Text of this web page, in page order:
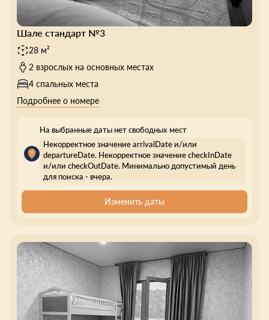
Шале стандарт №3
28 м²
2 взрослых на основных местах
4 спальных места
Подробнее о номере
На выбранные даты нет свободных мест
Некорректное значение arrivalDate и/или
departureDate. Некорректное значение checkInDate
и/или checkOutDate. Минимально допустимый день
для поиска - вчера.
Изменить даты